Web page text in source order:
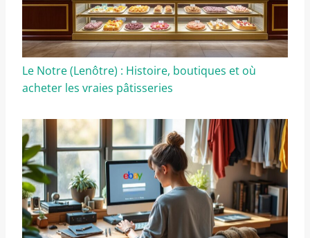
Le Notre (Lenôtre) : Histoire, boutiques et où
acheter les vraies pâtisseries